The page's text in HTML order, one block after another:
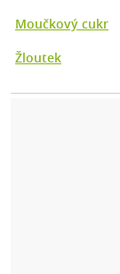
Moučkový cukr
Žloutek